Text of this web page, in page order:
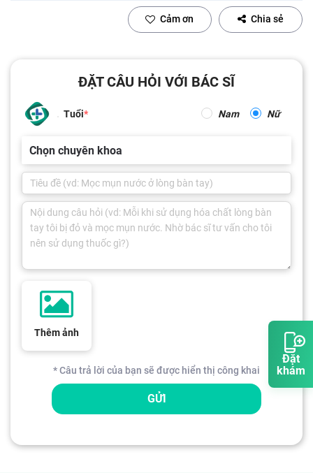
Đặt
khám
Cảm ơn Chia sẻ
ĐẶT CÂU HỎI VỚI BÁC SĨ
Tuổi Nam Nữ
Chọn chuyên khoa
Thêm ảnh
* Câu trả lời của bạn sẽ được hiển thị công khai
GỬI